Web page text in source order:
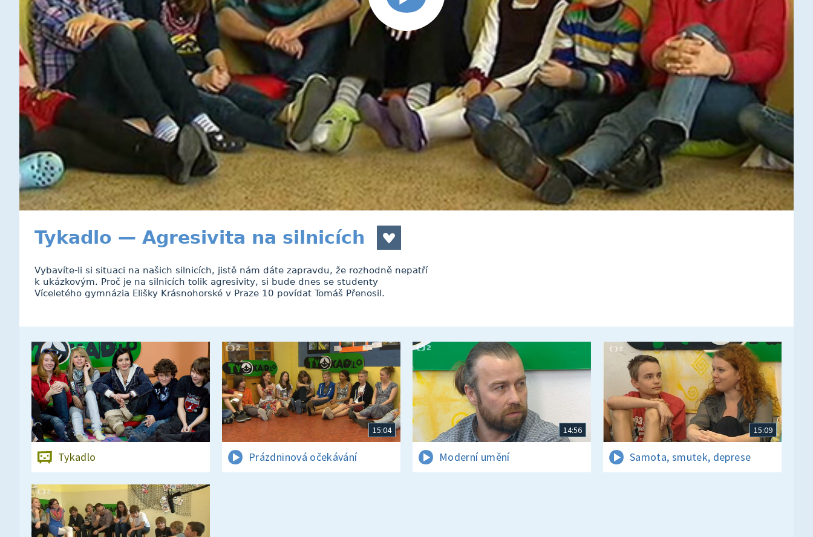
Tykadlo — Agresivita na silnicích
Vybavíte-li si situaci na našich silnicích, jistě nám dáte zapravdu, že rozhodně nepatří
k ukázkovým. Proč je na silnicích tolik agresivity, si bude dnes se studenty
Víceletého gymnázia Elišky Krásnohorské v Praze 10 povídat Tomáš Přenosil.
Tykadlo
15:04
Prázdninová očekávání
14:56
Moderní umění
15:09
Samota, smutek, deprese